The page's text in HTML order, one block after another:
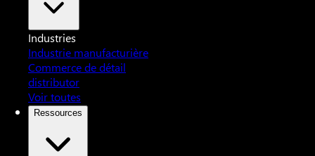
Industries
Industrie manufacturière
Commerce de détail
distributor
Voir toutes
Ressources